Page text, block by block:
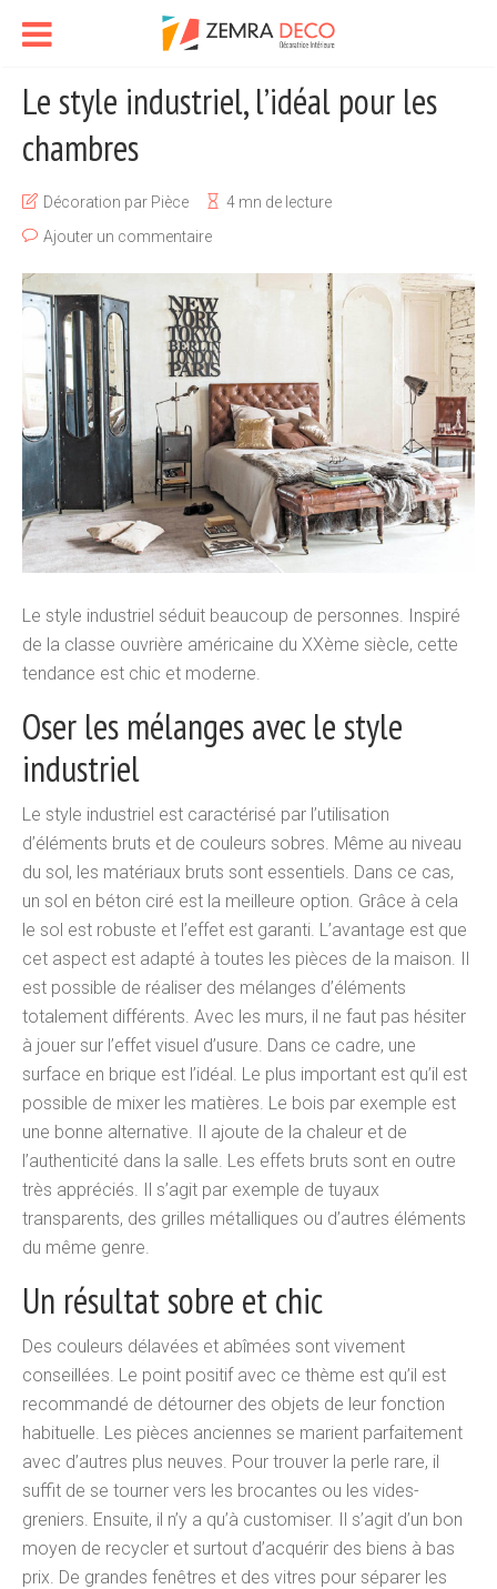
Le style industriel, l’idéal pour les
chambres
Décoration par Pièce
4 mn de lecture
Ajouter un commentaire
Le style industriel séduit beaucoup de personnes. Inspiré
de la classe ouvrière américaine du XXème siècle, cette
tendance est chic et moderne.
Oser les mélanges avec le style
industriel
Le style industriel est caractérisé par l’utilisation
d’éléments bruts et de couleurs sobres. Même au niveau
du sol, les matériaux bruts sont essentiels. Dans ce cas,
un sol en béton ciré est la meilleure option. Grâce à cela
le sol est robuste et l’effet est garanti. L’avantage est que
cet aspect est adapté à toutes les pièces de la maison. Il
est possible de réaliser des mélanges d’éléments
totalement différents. Avec les murs, il ne faut pas hésiter
à jouer sur l’effet visuel d’usure. Dans ce cadre, une
surface en brique est l’idéal. Le plus important est qu’il est
possible de mixer les matières. Le bois par exemple est
une bonne alternative. Il ajoute de la chaleur et de
l’authenticité dans la salle. Les effets bruts sont en outre
très appréciés. Il s’agit par exemple de tuyaux
transparents, des grilles métalliques ou d’autres éléments
du même genre.
Un résultat sobre et chic
Des couleurs délavées et abîmées sont vivement
conseillées. Le point positif avec ce thème est qu’il est
recommandé de détourner des objets de leur fonction
habituelle. Les pièces anciennes se marient parfaitement
avec d’autres plus neuves. Pour trouver la perle rare, il
suffit de se tourner vers les brocantes ou les vides-
greniers. Ensuite, il n’y a qu’à customiser. Il s’agit d’un bon
moyen de recycler et surtout d’acquérir des biens à bas
prix. De grandes fenêtres et des vitres pour séparer les